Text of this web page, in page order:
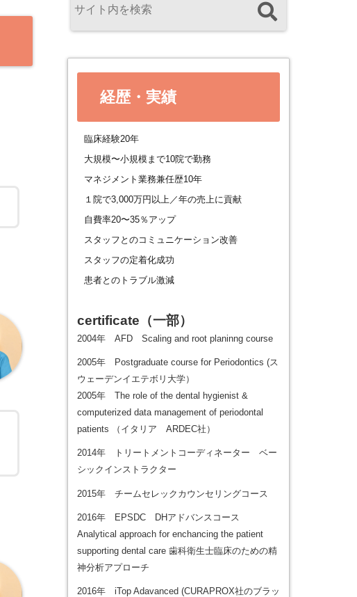
経歴・実績
臨床経験20年
大規模〜小規模まで10院で勤務
マネジメント業務兼任歴10年
１院で3,000万円以上／年の売上に貢献
自費率20〜35％アップ
スタッフとのコミュニケーション改善
スタッフの定着化成功
患者とのトラブル激減
certificate （一部）
2004年 AFD Scaling and root planinng course
2005年 Postgraduate course for Periodontics (ス
ウェーデンイエテボリ大学）
2005年 The role of the dental hygienist &
computerized data management of periodontal
patients （イタリア ARDEC社）
2014年 トリートメントコーディネーター ベー
シックインストラクター
2015年 チームセレックカウンセリングコース
2016年 EPSDC DHアドバンスコース
Analytical approach for enchancing the patient
supporting dental care 歯科衛生士臨床のための精
神分析アプローチ
2016年 iTop Adavanced (CURAPROX社のブラッ